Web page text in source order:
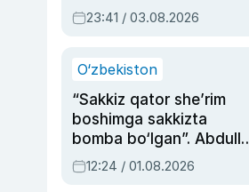
ayolga sud hukmi o‘qildi
23:41 / 03.08.2026
O‘zbekiston
“Sakkiz qator she’rim
boshimga sakkizta
bomba bo‘lgan”. Abdulla
Oripovni siyosiy
ayblovlardan asrab
12:24 / 01.08.2026